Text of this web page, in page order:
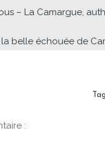
– La Camargue,
la belle échouée de
: